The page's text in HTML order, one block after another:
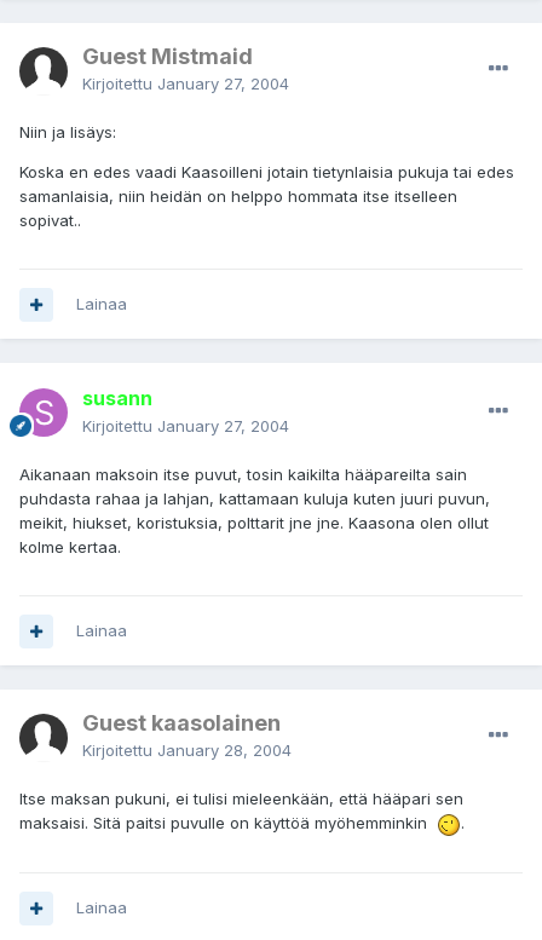
Guest Mistmaid
Kirjoitettu January 27, 2004
Niin ja lisäys:
Koska en edes vaadi Kaasoilleni jotain tietynlaisia pukuja tai edes
samanlaisia, niin heidän on helppo hommata itse itselleen
sopivat..
Lainaa
susann
Kirjoitettu January 27, 2004
Aikanaan maksoin itse puvut, tosin kaikilta hääpareilta sain
puhdasta rahaa ja lahjan, kattamaan kuluja kuten juuri puvun,
meikit, hiukset, koristuksia, polttarit jne jne. Kaasona olen ollut
kolme kertaa.
Lainaa
Guest kaasolainen
Kirjoitettu January 28, 2004
Itse maksan pukuni, ei tulisi mieleenkään, että hääpari sen
maksaisi. Sitä paitsi puvulle on käyttöä myöhemminkin
.
Lainaa